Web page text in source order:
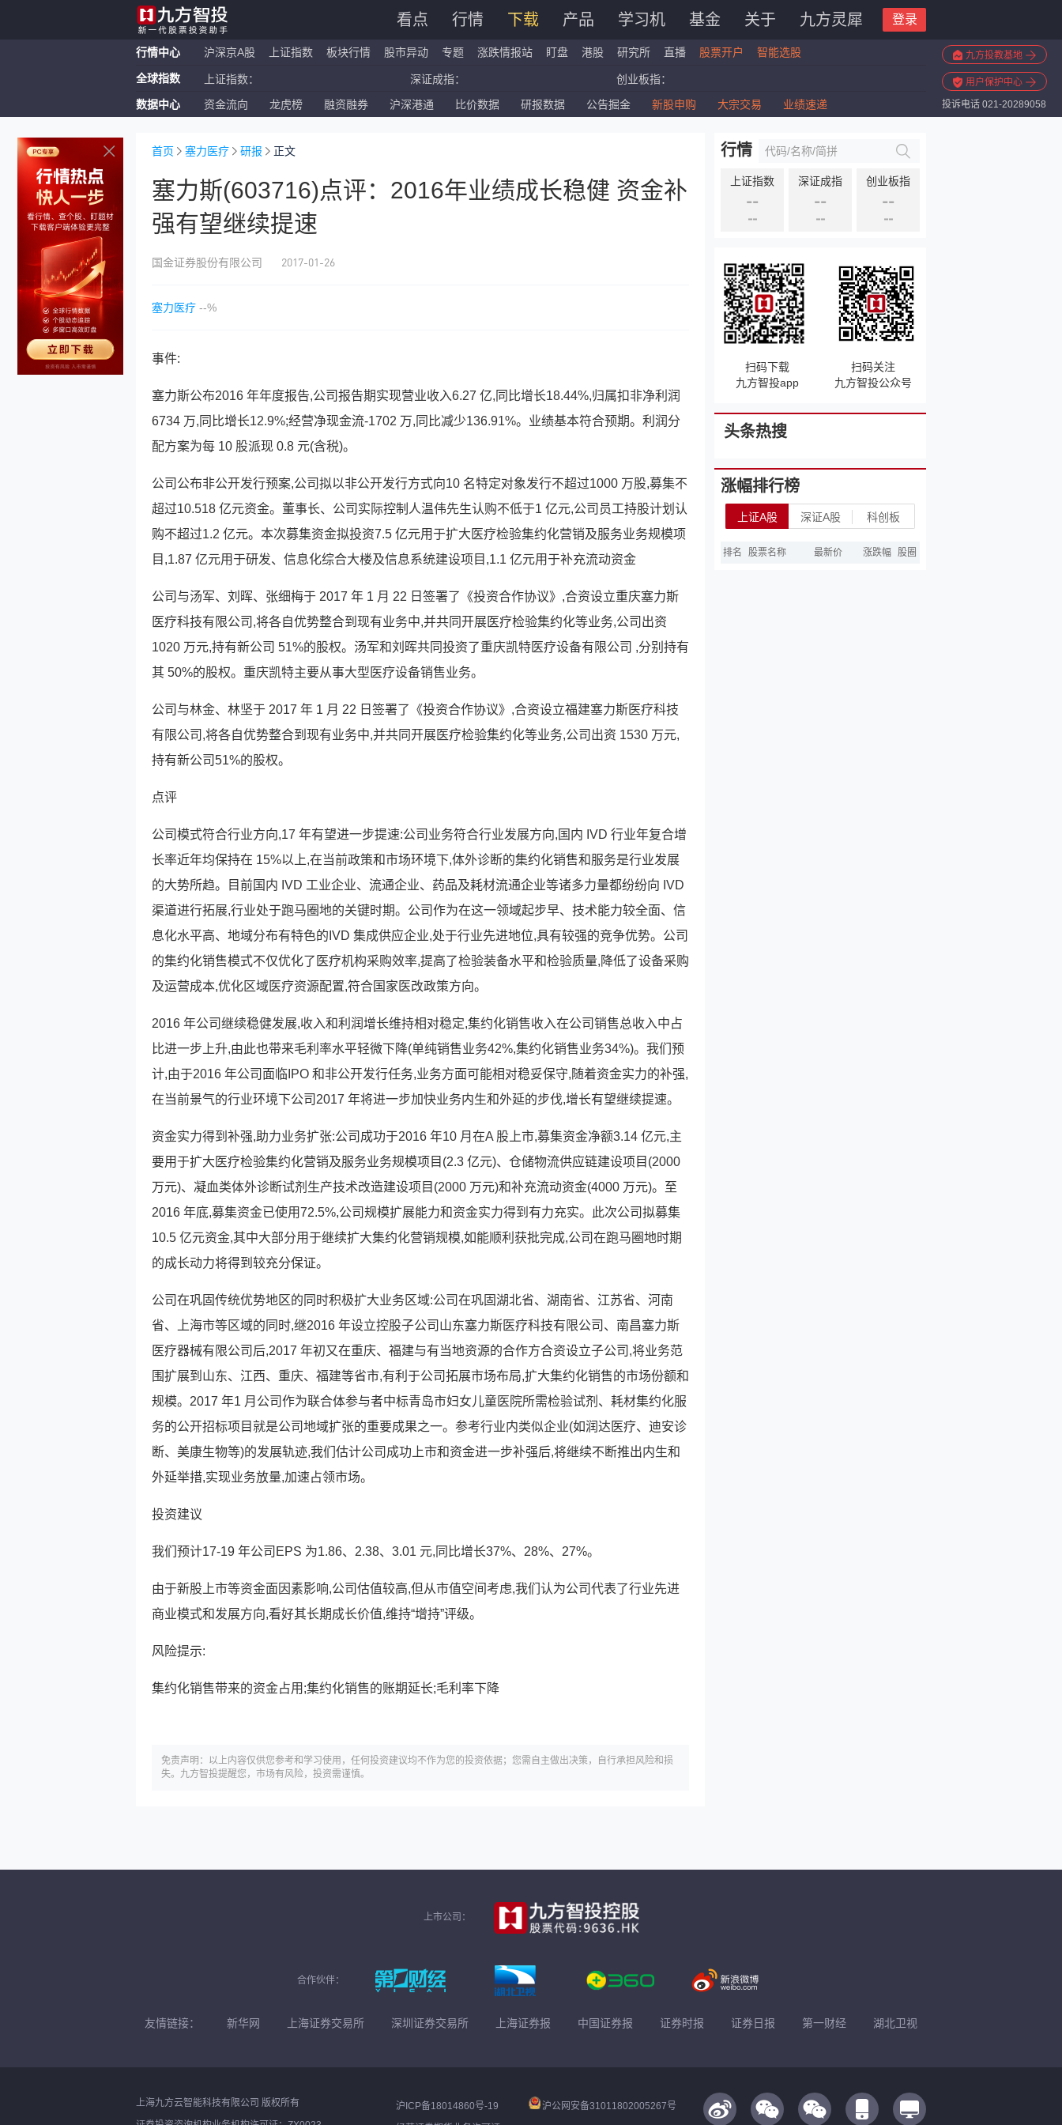
看点 行情 下载 产品 学习机 基金 关于 九方灵犀 登录
行情中心 沪深京A股 上证指数 板块行情 股市异动 专题 涨跌情报站 盯盘 港股 研究所 直播 股票开户 智能选股 九方投教基地
用户保护中心
投诉电话 021-20289058
全球指数 上证指数： 深证成指： 创业板指：
恒生指数： 国企指数： 红筹指数：
数据中心 资金流向 龙虎榜 融资融券 沪深港通 比价数据 研报数据 公告掘金 新股申购 大宗交易 业绩速递
首页 塞力医疗 研报 正文
塞力斯(603716)点评：2016年业绩成长稳健 资金补
强有望继续提速
国金证券股份有限公司 2017-01-26
塞力医疗 --%
事件:
塞力斯公布2016 年年度报告,公司报告期实现营业收入6.27 亿,同比增长18.44%,归属扣非净利润
6734 万,同比增长12.9%;经营净现金流-1702 万,同比减少136.91%。业绩基本符合预期。利润分
配方案为每 10 股派现 0.8 元(含税)。
公司公布非公开发行预案,公司拟以非公开发行方式向10 名特定对象发行不超过1000 万股,募集不
超过10.518 亿元资金。董事长、公司实际控制人温伟先生认购不低于1 亿元,公司员工持股计划认
购不超过1.2 亿元。本次募集资金拟投资7.5 亿元用于扩大医疗检验集约化营销及服务业务规模项
目,1.87 亿元用于研发、信息化综合大楼及信息系统建设项目,1.1 亿元用于补充流动资金
公司与汤军、刘晖、张细梅于 2017 年 1 月 22 日签署了《投资合作协议》,合资设立重庆塞力斯
医疗科技有限公司,将各自优势整合到现有业务中,并共同开展医疗检验集约化等业务,公司出资
1020 万元,持有新公司 51%的股权。汤军和刘晖共同投资了重庆凯特医疗设备有限公司 ,分别持有
其 50%的股权。重庆凯特主要从事大型医疗设备销售业务。
公司与林金、林坚于 2017 年 1 月 22 日签署了《投资合作协议》,合资设立福建塞力斯医疗科技
有限公司,将各自优势整合到现有业务中,并共同开展医疗检验集约化等业务,公司出资 1530 万元,
持有新公司51%的股权。
点评
公司模式符合行业方向,17 年有望进一步提速:公司业务符合行业发展方向,国内 IVD 行业年复合增
长率近年均保持在 15%以上,在当前政策和市场环境下,体外诊断的集约化销售和服务是行业发展
的大势所趋。目前国内 IVD 工业企业、流通企业、药品及耗材流通企业等诸多力量都纷纷向 IVD
渠道进行拓展,行业处于跑马圈地的关键时期。公司作为在这一领域起步早、技术能力较全面、信
息化水平高、地域分布有特色的IVD 集成供应企业,处于行业先进地位,具有较强的竞争优势。公司
的集约化销售模式不仅优化了医疗机构采购效率,提高了检验装备水平和检验质量,降低了设备采购
及运营成本,优化区域医疗资源配置,符合国家医改政策方向。
2016 年公司继续稳健发展,收入和利润增长维持相对稳定,集约化销售收入在公司销售总收入中占
比进一步上升,由此也带来毛利率水平轻微下降(单纯销售业务42%,集约化销售业务34%)。我们预
计,由于2016 年公司面临IPO 和非公开发行任务,业务方面可能相对稳妥保守,随着资金实力的补强,
在当前景气的行业环境下公司2017 年将进一步加快业务内生和外延的步伐,增长有望继续提速。
资金实力得到补强,助力业务扩张:公司成功于2016 年10 月在A 股上市,募集资金净额3.14 亿元,主
要用于扩大医疗检验集约化营销及服务业务规模项目(2.3 亿元)、仓储物流供应链建设项目(2000
万元)、凝血类体外诊断试剂生产技术改造建设项目(2000 万元)和补充流动资金(4000 万元)。至
2016 年底,募集资金已使用72.5%,公司规模扩展能力和资金实力得到有力充实。此次公司拟募集
10.5 亿元资金,其中大部分用于继续扩大集约化营销规模,如能顺利获批完成,公司在跑马圈地时期
的成长动力将得到较充分保证。
公司在巩固传统优势地区的同时积极扩大业务区域:公司在巩固湖北省、湖南省、江苏省、河南
省、上海市等区域的同时,继2016 年设立控股子公司山东塞力斯医疗科技有限公司、南昌塞力斯
医疗器械有限公司后,2017 年初又在重庆、福建与有当地资源的合作方合资设立子公司,将业务范
围扩展到山东、江西、重庆、福建等省市,有利于公司拓展市场布局,扩大集约化销售的市场份额和
规模。2017 年1 月公司作为联合体参与者中标青岛市妇女儿童医院所需检验试剂、耗材集约化服
务的公开招标项目就是公司地域扩张的重要成果之一。参考行业内类似企业(如润达医疗、迪安诊
断、美康生物等)的发展轨迹,我们估计公司成功上市和资金进一步补强后,将继续不断推出内生和
外延举措,实现业务放量,加速占领市场。
投资建议
我们预计17-19 年公司EPS 为1.86、2.38、3.01 元,同比增长37%、28%、27%。
由于新股上市等资金面因素影响,公司估值较高,但从市值空间考虑,我们认为公司代表了行业先进
商业模式和发展方向,看好其长期成长价值,维持“增持”评级。
风险提示:
集约化销售带来的资金占用;集约化销售的账期延长;毛利率下降
免责声明：以上内容仅供您参考和学习使用，任何投资建议均不作为您的投资依据；您需自主做出决策，自行承担风险和损
失。九方智投提醒您，市场有风险，投资需谨慎。
行情
上证指数
--
--
深证成指
--
--
创业板指
--
--
扫码下载
九方智投app
扫码关注
九方智投公众号
头条热搜
涨幅排行榜
上证A股 深证A股 科创板
排名 股票名称 最新价 涨跌幅 股圈
上市公司：
合作伙伴：
友情链接： 新华网 上海证券交易所 深圳证券交易所 上海证券报 中国证券报 证券时报 证券日报 第一财经 湖北卫视
上海九方云智能科技有限公司 版权所有
沪ICP备18014860号-19
沪公网安备31011802005267号